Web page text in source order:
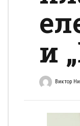
и
Виктор